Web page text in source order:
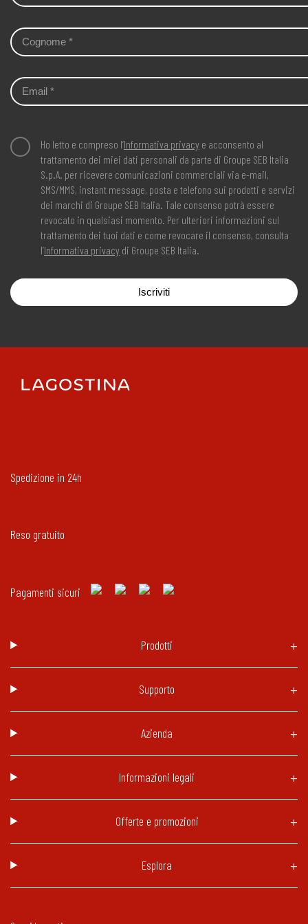
Ho letto e compreso l’Informativa privacy e acconsento al
trattamento dei miei dati personali da parte di Groupe SEB Italia
S.p.A. per ricevere comunicazioni commerciali via e-mail,
SMS/MMS, instant message, posta e telefono sui prodotti e servizi
dei marchi di Groupe SEB Italia. Tale consenso potrà essere
revocato in qualsiasi momento. Per ulteriori informazioni sul
trattamento dei tuoi dati e come revocare il consenso, consulta
l’Informativa privacy di Groupe SEB Italia.
Iscriviti
Spedizione in 24h
Reso gratuito
Pagamenti sicuri
Prodotti
Supporto
Azienda
Informazioni legali
Offerte e promozioni
Esplora